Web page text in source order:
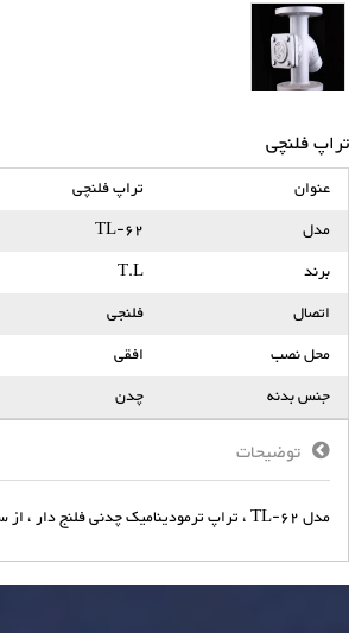
تراپ فلنچی
عنوان
تراپ فلنچی
مدل
TL-62
برند
T.L
اتصال
فلنجی
محل نصب
افقی
جنس بدنه
چدن
توضیحات
مدل TL-62 ، تراپ ترمودینامیک چدنی فلنج دار ، از سایز "1.2 تا "2